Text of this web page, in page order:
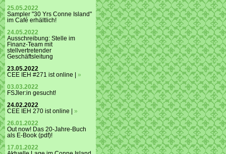
25.05.2022
Sampler "30 Yrs Conne Island"
im Café erhältlich!
24.05.2022
Ausschreibung: Stelle im
Finanz-Team mit
stellvertretender
Geschäftsleitung
23.05.2022
CEE IEH #271 ist online | »
03.03.2022
FSJler:in gesucht!
24.02.2022
CEE IEH 270 ist online | »
26.01.2022
Out now! Das 20-Jahre-Buch
als E-Book (pdf)!
17.01.2022